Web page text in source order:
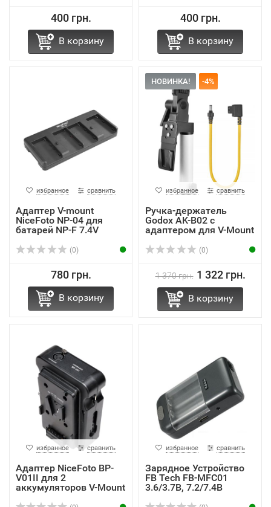
400 грн.
В корзину
400 грн.
В корзину
избранное сравнить
Адаптер V-mount
NiceFoto NP-04 для
батарей NP-F 7.4V
(0)
780 грн.
В корзину
НОВИНКА! -4%
избранное сравнить
Ручка-держатель
Godox AK-B02 с
адаптером для V-Mount
(0)
1 370 грн. 1 322 грн.
В корзину
избранное сравнить
Адаптер NiceFoto BP-
V01II для 2
аккумуляторов V-Mount
избранное сравнить
Зарядное Устройство
FB Tech FB-MFC01
3.6/3.7В, 7.2/7.4В